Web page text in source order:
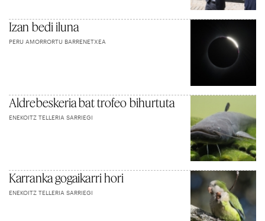
Izan bedi iluna
PERU AMORRORTU BARRENETXEA
Aldrebeskeria bat trofeo bihurtuta
ENEKOITZ TELLERIA SARRIEGI
Karranka gogaikarri hori
ENEKOITZ TELLERIA SARRIEGI